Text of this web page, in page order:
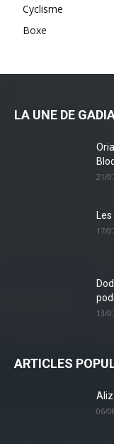
Cyclisme
Boxe
LA UNE DE
21/
17/
13/
ARTICLES
06/